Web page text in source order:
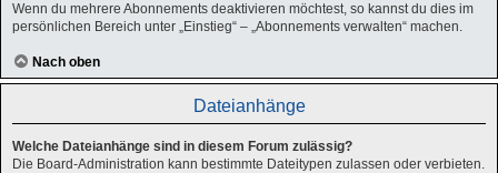
Wenn du mehrere Abonnements deaktivieren möchtest, so kannst du dies im
persönlichen Bereich unter „Einstieg“ – „Abonnements verwalten“ machen.
Nach oben
Dateianhänge
Welche Dateianhänge sind in diesem Forum zulässig?
Die Board-Administration kann bestimmte Dateitypen zulassen oder verbieten.